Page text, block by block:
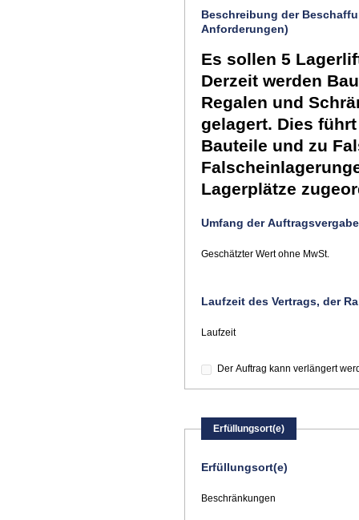
Beschreibung der
Anforderungen)
Es sollen 5
Derzeit werden
Regalen und
gelagert. Dies
Bauteile und zu
Lagerplätze
Umfang der Auftragsvergabe
Geschätzter Wert ohne MwSt.
Laufzeit des Vertrags, der
Laufzeit
Der Auftrag kann verlängert
Erfüllungsort(e)
Erfüllungsort(e)
Beschränkungen